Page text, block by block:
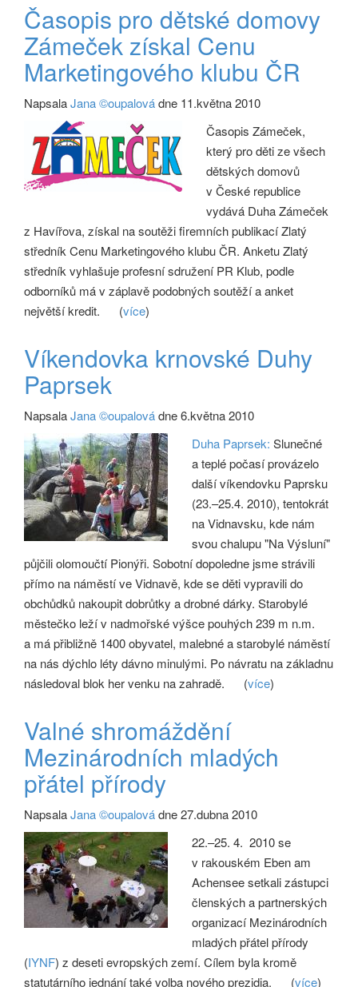
Časopis pro dětské domovy
Zámeček získal Cenu
Marketingového klubu ČR
NapsalaJana ©oupalovádne 11.května 2010
Časopis Zámeček,
který pro děti ze všech
dětských domovů
v České republice
vydává Duha Zámeček
z Havířova, získal na soutěži firemních publikací Zlatý
středník Cenu Marketingového klubu ČR. Anketu Zlatý
středník vyhlašuje profesní sdružení PR Klub, podle
odborníků má v záplavě podobných soutěží a anket
největší kredit.
(více)
Víkendovka krnovské Duhy
Paprsek
NapsalaJana ©oupalovádne 6.května 2010
Duha Paprsek: Slunečné
a teplé počasí provázelo
další víkendovku Paprsku
(23.–25.4. 2010), tentokrát
na Vidnavsku, kde nám
svou chalupu "Na Výsluní"
půjčili olomoučtí Pionýři. Sobotní dopoledne jsme strávili
přímo na náměstí ve Vidnavě, kde se děti vypravili do
obchůdků nakoupit dobrůtky a drobné dárky. Starobylé
městečko leží v nadmořské výšce pouhých 239 m n.m.
a má přibližně 1400 obyvatel, malebné a starobylé náměstí
na nás dýchlo léty dávno minulými. Po návratu na základnu
následoval blok her venku na zahradě.
(více)
Valné shromáždění
Mezinárodních mladých
přátel přírody
NapsalaJana ©oupalovádne 27.dubna 2010
22.–25. 4. 2010 se
v rakouském Eben am
Achensee setkali zástupci
členských a partnerských
organizací Mezinárodních
mladých přátel přírody
(IYNF) z deseti evropských zemí. Cílem byla kromě
statutárního jednání také volba nového prezidia.
(více)